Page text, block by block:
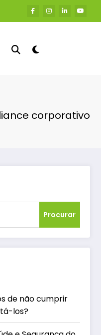
corporativo
Procurar
de não cumprir
los?